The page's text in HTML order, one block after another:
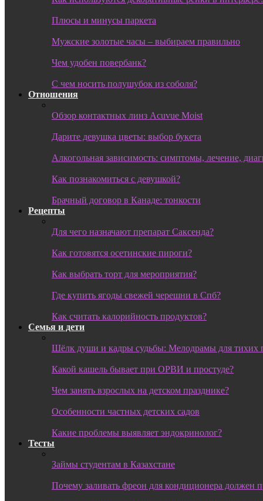
Плюсы и минусы паркета
Мужские золотые часы – выбираем правильно
Чем удобен повербанк?
С чем носить полушубок из соболя?
Отношения
Обзор контактных линз Acuvue Moist
Дарите девушка цветы: выбор букета
Алкогольная зависимость: симптомы, лечение,
Как познакомиться с девушкой?
Брачный договор в Канаде: тонкости
Рецепты
Для чего назначают препарат Саксенда?
Как готовятся осетинские пироги?
Как выбрать торт для мероприятия?
Где купить ягоды свежей черешни в Спб?
Как считать калорийность продуктов?
Семья и дети
Шёлк души и кадры судьбы: Мелодрамы для тихих
Какой кашель бывает при ОРВИ и простуде?
Чем занять взрослых на детском празднике?
Особенности частных детских садов
Какие проблемы выявляет эндокринолог?
Тесты
Займы студентам в Казахстане
Почему заливать фреон для кондиционера должен